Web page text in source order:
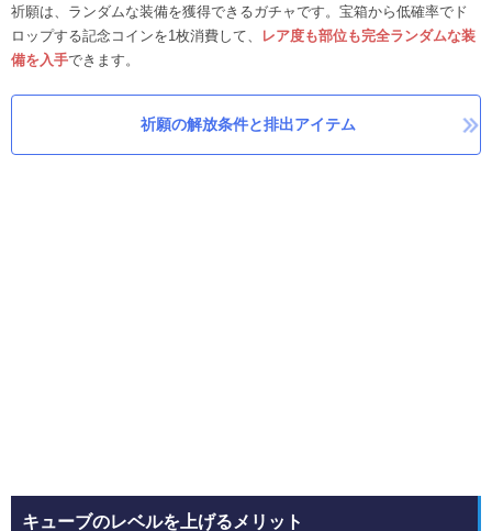
祈願は、ランダムな装備を獲得できるガチャです。宝箱から低確率でド
ロップする記念コインを1枚消費して、
レア度も部位も完全ランダムな装
備を入手できます。
祈願の解放条件と排出アイテム
キューブのレベルを上げるメリット